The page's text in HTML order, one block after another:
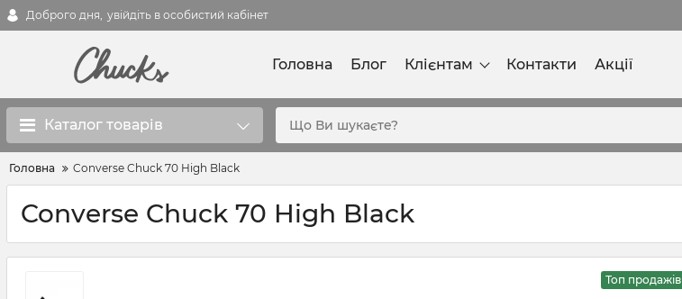
Доброго дня, увійдіть в особистий кабінет
Головна Блог Клієнтам Контакти Акції
Каталог товарів
Головна Converse Chuck 70 High Black
Converse Chuck 70 High Black
Топ продажів